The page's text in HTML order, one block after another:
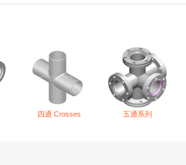
四通 Crosses 五通系列